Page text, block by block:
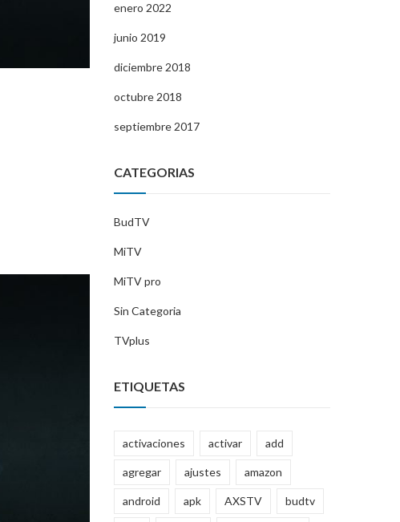
enero 2022
junio 2019
diciembre 2018
octubre 2018
septiembre 2017
CATEGORIAS
BudTV
MiTV
MiTV pro
Sin Categoria
TVplus
ETIQUETAS
activaciones activar add
agregar ajustes amazon
android apk AXSTV budtv